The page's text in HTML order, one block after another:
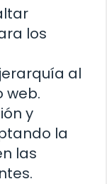
los
al
web.
y
la
las